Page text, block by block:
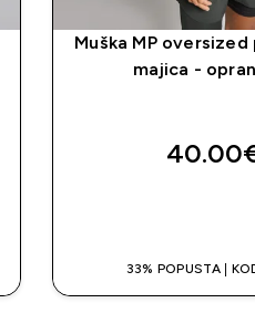
Muška MP oversized
majica -
33% POPUSTA |